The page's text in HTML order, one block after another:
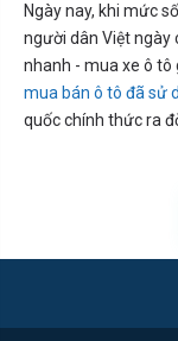
Ngày nay, khi mức
người dân Việt ngày
nhanh - mua xe ô tô
mua bán ô tô đã sử
quốc chính thức ra